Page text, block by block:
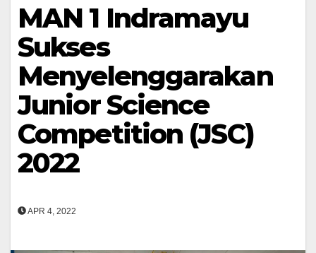
MAN 1 Indramayu
Sukses
Menyelenggarakan
Junior Science
Competition (JSC)
2022
APR 4, 2022